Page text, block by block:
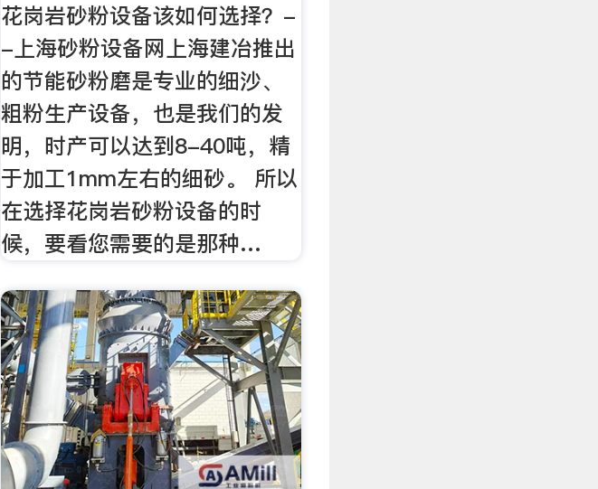
花岗岩砂粉设备该如何选择？-
-上海砂粉设备网上海建冶推出
的节能砂粉磨是专业的细沙、
粗粉生产设备，也是我们的发
明，时产可以达到8-40吨，精
于加工1mm左右的细砂。 所以
在选择花岗岩砂粉设备的时
候，要看您需要的是那种…